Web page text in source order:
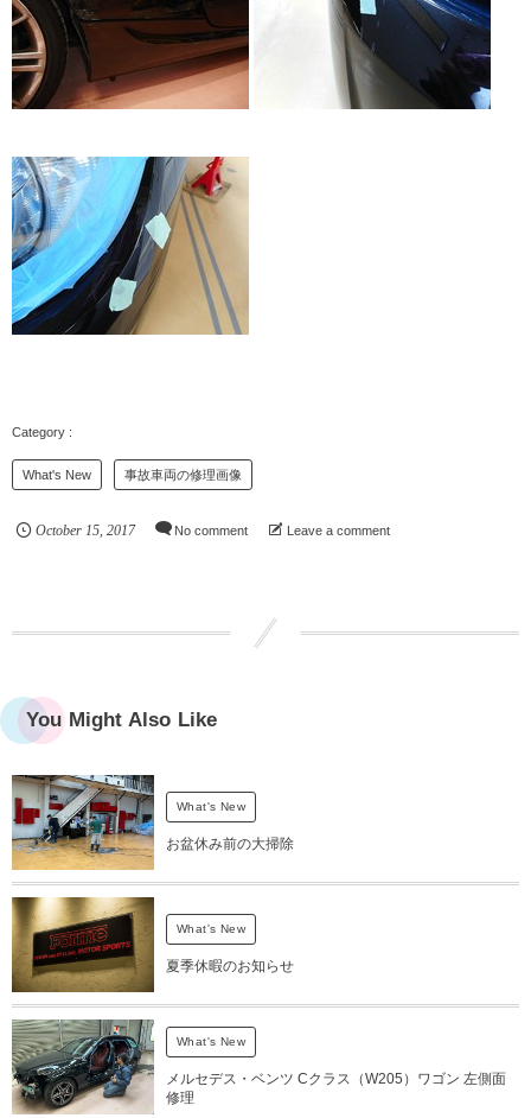
What's New 事故車両の修理画像
October 15, 2017 No comment Leave a comment
You Might Also Like
What's New
お盆休み前の大掃除
What's New
夏季休暇のお知らせ
What's New
メルセデス・ベンツ Cクラス（W205）ワゴン 左側面
修理